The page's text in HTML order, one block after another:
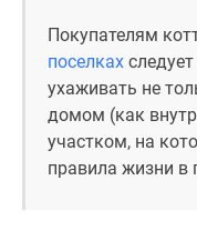
Покупателям
поселках
ухаживать не
домом (как
участком, на
правила жизни в